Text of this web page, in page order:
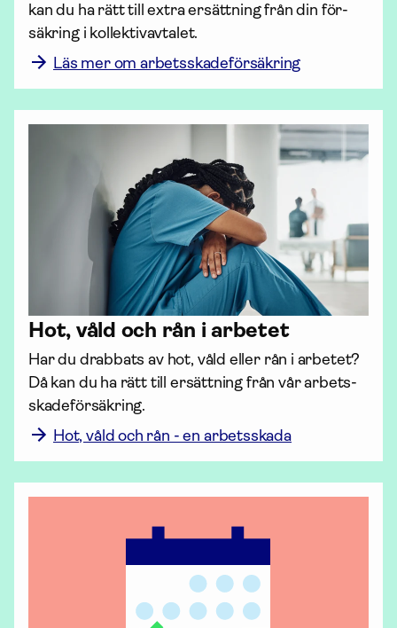
kan du ha rätt till extra ersättning från din för­
säkring i kollektiv­avtalet.
Läs mer om arbetsskadeförsäkring
Hot, våld och rån i arbetet
Har du drabbats av hot, våld eller rån i arbetet?
Då kan du ha rätt till ersättning från vår arbets­
skade­försäkring.
Hot, våld och rån - en arbetsskada